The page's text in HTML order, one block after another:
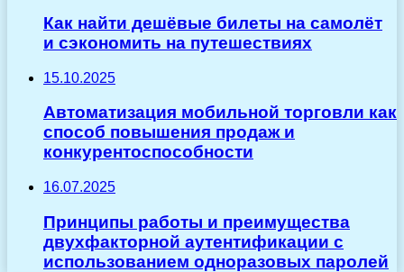
Как найти дешёвые билеты на самолёт
и сэкономить на путешествиях
15.10.2025
Автоматизация мобильной торговли как
способ повышения продаж и
конкурентоспособности
16.07.2025
Принципы работы и преимущества
двухфакторной аутентификации с
использованием одноразовых паролей